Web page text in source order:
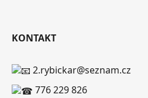
KONTAKT
2.rybickar@seznam.cz
776 229 826